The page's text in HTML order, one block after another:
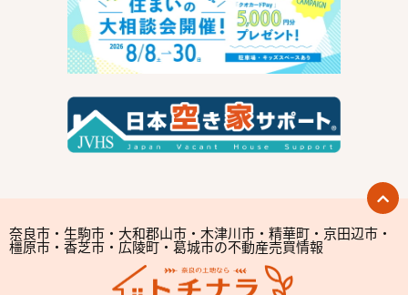
奈良市・生駒市・大和郡山市・木津川市・精華町・京田辺市・
橿原市・香芝市・広陵町・葛城市の不動産売買情報